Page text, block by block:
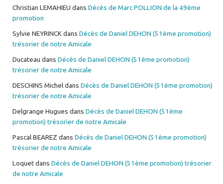
Christian LEMAHIEU dans Décès de Marc POLLION de la 49ème
promotion
Sylvie NEYRINCKdans Décès de Daniel DEHON (51ème promotion)
trésorier de notre Amicale
Ducateau dans Décès de Daniel DEHON (51ème promotion)
trésorier de notre Amicale
DESCHINS Micheldans Décès de Daniel DEHON (51ème promotion)
trésorier de notre Amicale
Delgrange Hugues dans Décès de Daniel DEHON (51ème
promotion) trésorier de notre Amicale
Pascal BEAREZ dans Décès de Daniel DEHON (51ème promotion)
trésorier de notre Amicale
Loquetdans Décès de Daniel DEHON (51ème promotion) trésorier
de notre Amicale